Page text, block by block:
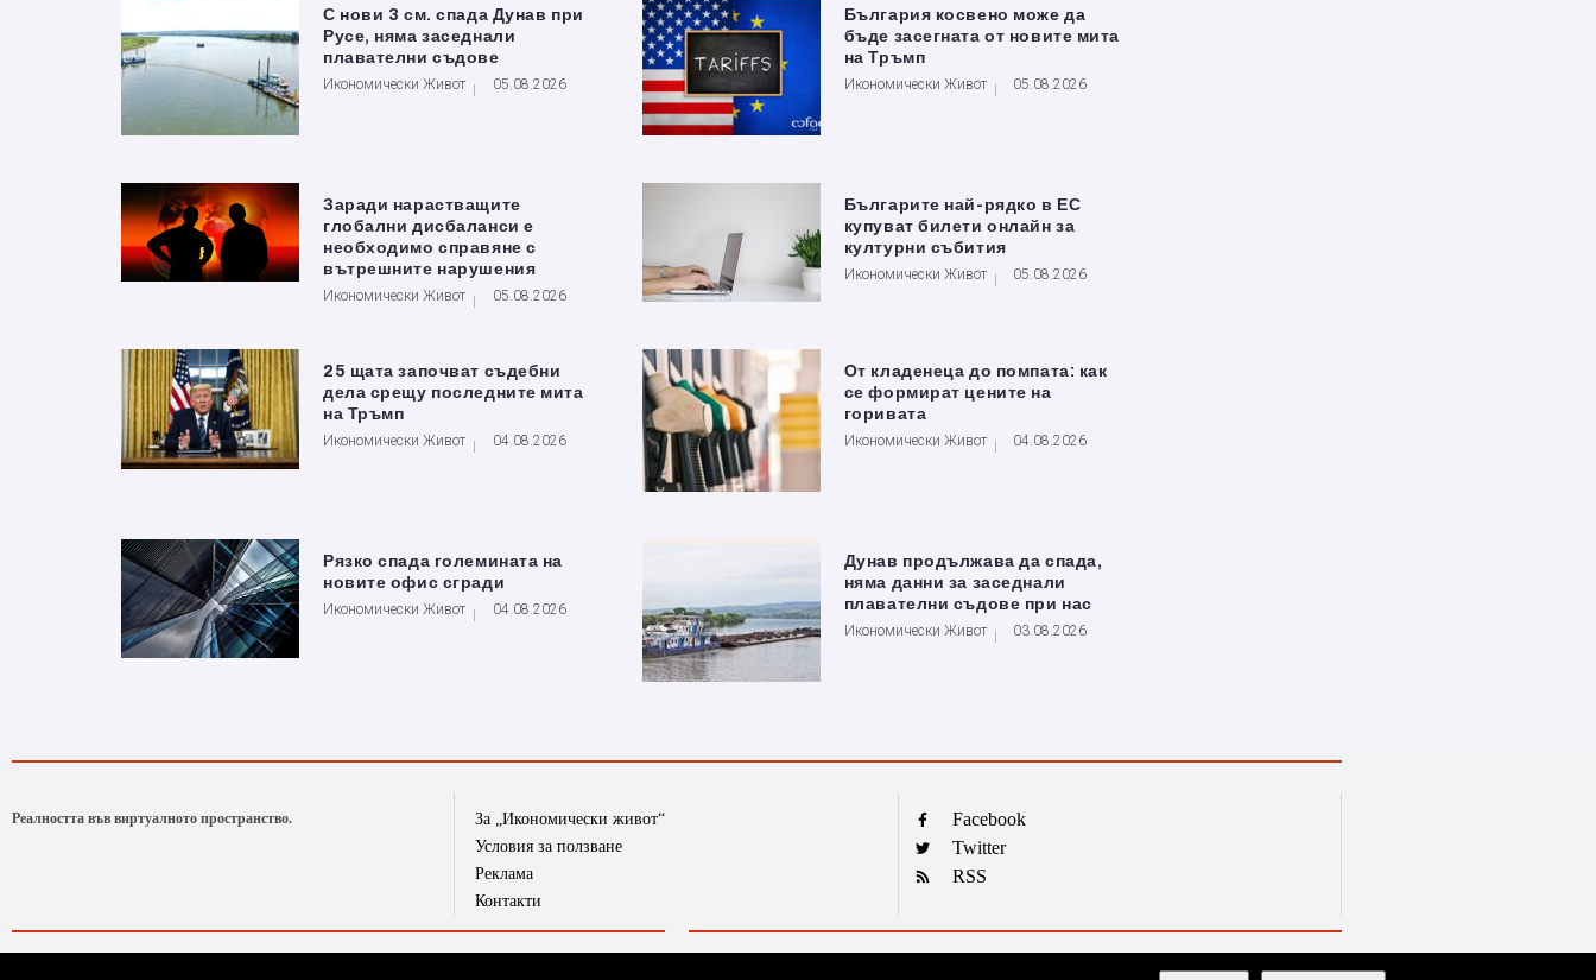
С нови 3 см. спада Дунав при
Русе, няма заседнали
плавателни съдове
Икономически Живот 05.08.2026
България косвено може да
бъде засегната от новите мита
на Тръмп
Икономически Живот 05.08.2026
Заради нарастващите
глобални дисбаланси е
необходимо справяне с
вътрешните нарушения
Икономически Живот 05.08.2026
Българите най-рядко в ЕС
купуват билети онлайн за
културни събития
Икономически Живот 05.08.2026
25 щата започват съдебни
дела срещу последните мита
на Тръмп
Икономически Живот 04.08.2026
От кладенеца до помпата: как
се формират цените на
горивата
Икономически Живот 04.08.2026
Рязко спада големината на
новите офис сгради
Икономически Живот 04.08.2026
Дунав продължава да спада,
няма данни за заседнали
плавателни съдове при нас
Икономически Живот 03.08.2026
Реалността във виртуалното пространство.
За „Икономически живот“
Условия за ползване
Реклама
Контакти
Facebook
Twitter
RSS
Текстовете от рубриката „Гласове и мнения“ са авторски, на колумнистите на ИЖ. Ние ценим високата им